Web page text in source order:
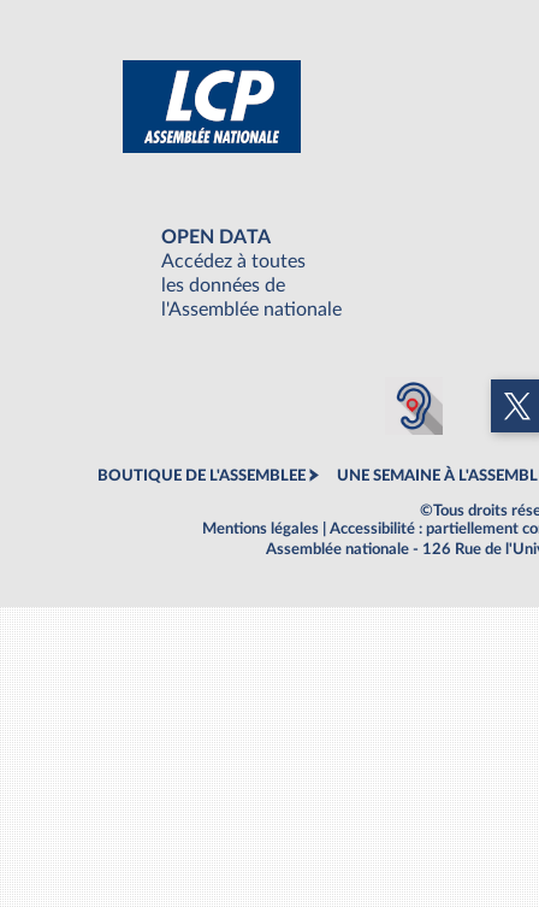
OPEN DATA
Accédez à toutes
les données de
l'Assemblée nationale
BOUTIQUE DE L'ASSEMBLEE UNE SEMAINE À
©Tous droits
Mentions légales
Accessibilité : partiellement
Assemblée nationale - 126 Rue de